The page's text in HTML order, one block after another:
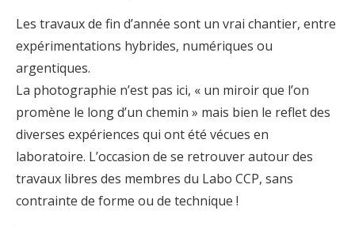
Les travaux de fin d’année sont un vrai chantier, entre
expérimentations hybrides, numériques ou
argentiques.
La photographie n’est pas ici, « un miroir que l’on
promène le long d’un chemin » mais bien le reflet des
diverses expériences qui ont été vécues en
laboratoire. L’occasion de se retrouver autour des
travaux libres des membres du Labo CCP, sans
contrainte de forme ou de technique !